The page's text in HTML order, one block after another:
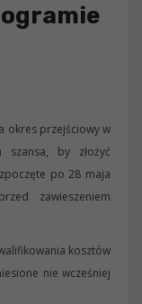
okres przejściowy w
szansa, by złożyć
po 28 maja
zawieszeniem
kosztów
nie wcześniej